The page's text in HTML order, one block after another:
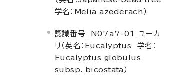
学名： Melia azederach ）
認識番号 N07a7-01 ユーカ
リ（英名： Eucalyptus 学名：
Eucalyptus globulus
subsp. bicostata ）